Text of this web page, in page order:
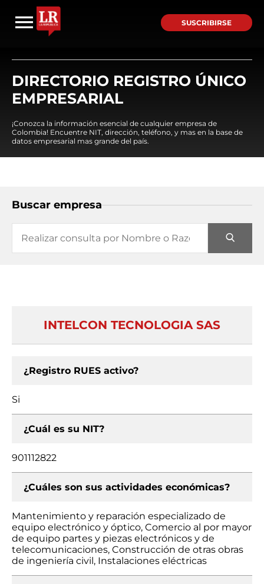
SUSCRIBIRSE
DIRECTORIO REGISTRO ÚNICO
EMPRESARIAL
¡Conozca la información esencial de cualquier empresa de
Colombia! Encuentre NIT, dirección, teléfono, y mas en la base de
datos empresarial mas grande del país.
Buscar empresa
INTELCON TECNOLOGIA SAS
¿Registro RUES activo?
Si
¿Cuál es su NIT?
901112822
¿Cuáles son sus actividades económicas?
Mantenimiento y reparación especializado de
equipo electrónico y óptico, Comercio al por mayor
de equipo partes y piezas electrónicos y de
telecomunicaciones, Construcción de otras obras
de ingeniería civil, Instalaciones eléctricas